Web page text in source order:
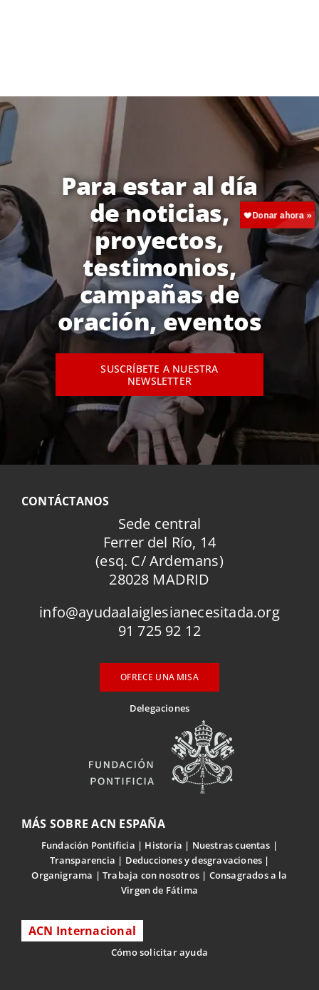
Para estar al día
de noticias,
proyectos,
testimonios,
campañas de
oración, eventos
SUSCRÍBETE A NUESTRA
NEWSLETTER
CONTÁCTANOS
Sede central
Ferrer del Río, 14
(esq. C/ Ardemans)
28028 MADRID
info@ayudaalaiglesianecesitada.org
91 725 92 12
OFRECE UNA MISA
Delegaciones
MÁS SOBRE ACN ESPAÑA
Fundación Pontificia Historia
Nuestras cuentas
Transparencia
Deducciones y desgravaciones
Organigrama
Trabaja con nosotros
Consagrados a la
Virgen de Fátima
ACN Internacional
Cómo solicitar ayuda